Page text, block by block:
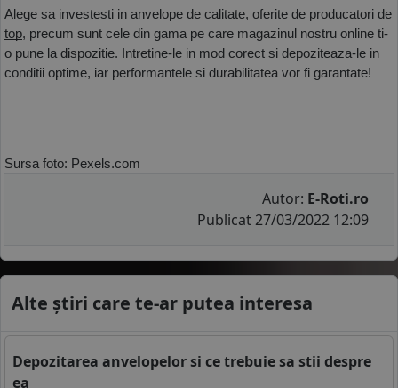
Alege sa investesti in anvelope de calitate, oferite de producatori de
top, precum sunt cele din gama pe care magazinul nostru online ti-
o pune la dispozitie. Intretine-le in mod corect si depoziteaza-le in
conditii optime, iar performantele si durabilitatea vor fi garantate!
Sursa foto: Pexels.com
Autor: E-Roti.ro
Publicat 27/03/2022 12:09
Alte știri care te-ar putea interesa
Depozitarea anvelopelor si ce trebuie sa stii despre
ea